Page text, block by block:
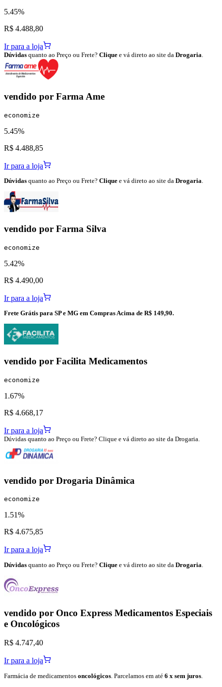
5.45%
R$ 4.488,80
Ir para a loja
Dúvidas quanto ao Preço ou Frete? Clique e vá direto ao site da Drogaria.
vendido por Farma Ame
economize
5.45%
R$ 4.488,85
Ir para a loja
Dúvidas quanto ao Preço ou Frete? Clique e vá direto ao site da Drogaria
vendido por Farma Silva
economize
5.42%
R$ 4.490,00
Ir para a loja
Frete Grátis para SP e MG em Compras Acima de R$ 149,90.
vendido por Facilita Medicamentos
economize
1.67%
R$ 4.668,17
Ir para a loja
Dúvidas quanto ao Preço ou Frete? Clique e vá direto ao site da Drogaria.
vendido por Drogaria Dinâmica
economize
1.51%
R$ 4.675,85
Ir para a loja
Dúvidas quanto ao Preço ou Frete? Clique e vá direto ao site da Drogaria
vendido por Onco Express Medicamentos Especiais
e Oncológicos
R$ 4.747,40
Ir para a loja
Farmácia de medicamentos oncológicos . Parcelamos em até 6 x sem juros